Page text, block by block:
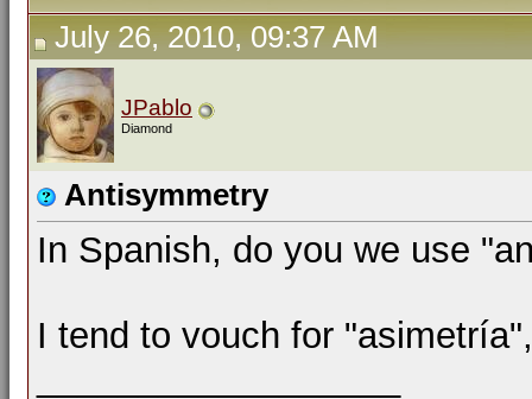
July 26, 2010, 09:37 AM
JPablo
Diamond
Antisymmetry
In Spanish, do you we use
I tend to vouch for